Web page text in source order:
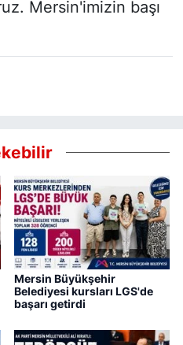
Mersin'imizin başı
Mersin Büyükşehir
Belediyesi kursları LGS'de
başarı getirdi